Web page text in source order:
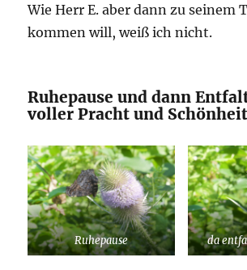
Wie Herr E. aber dann zu seinem
kommen will, weiß ich nicht.
Ruhepause und dann
voller Pracht und Schönheit
Ruhepause da